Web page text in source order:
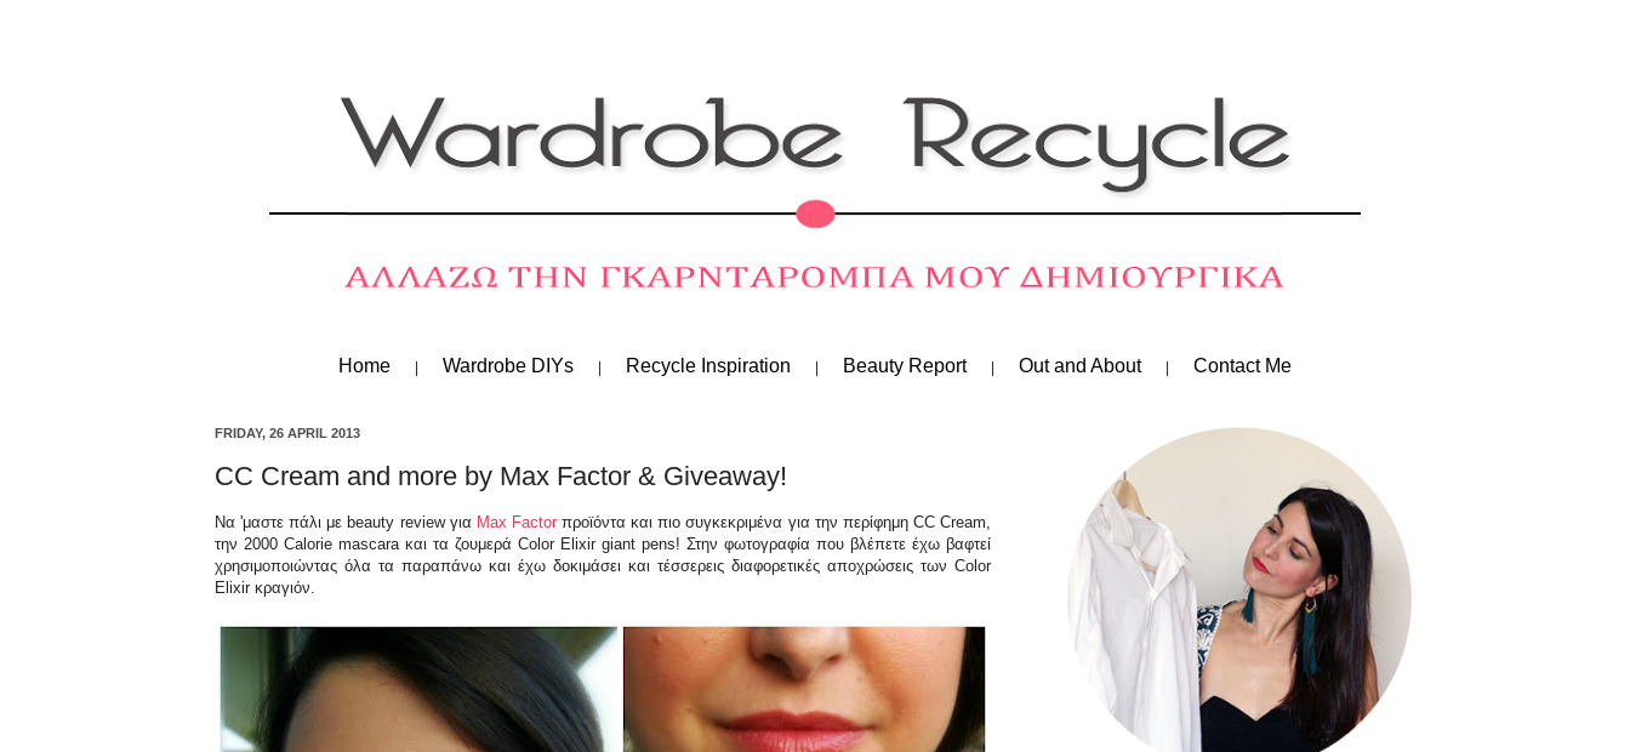
Home Wardrobe DIYs Recycle Inspiration Beauty Report Out and About Contact Me
FRIDAY, 26 APRIL 2013
CC Cream and more by Max Factor & Giveaway!
Να 'μαστε πάλι με beauty review για Max Factorπροϊόντα και πιο συγκεκριμένα για την περίφημη CC Cream,
την 2000 Calorie mascara και τα ζουμερά Color Elixir giant pens! Στην φωτογραφία που βλέπετε έχω βαφτεί
χρησιμοποιώντας όλα τα παραπάνω και έχω δοκιμάσει και τέσσερεις διαφορετικές αποχρώσεις των Color
Elixir κραγιόν.